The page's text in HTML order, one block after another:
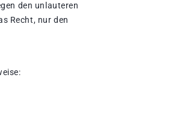
den unlauteren
Recht, nur den